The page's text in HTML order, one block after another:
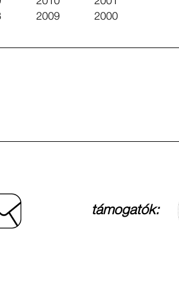
2009
2000
támogatók: